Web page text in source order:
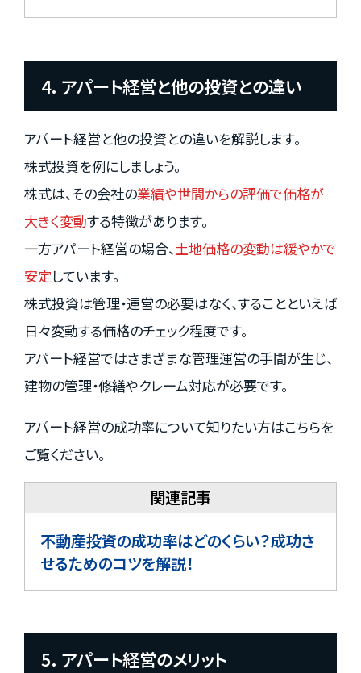
4. アパート経営と他の投資との違い
アパート経営と他の投資との違いを解説します。
株式投資を例にしましょう。
株式は、その会社の業績や世間からの評価で価格が
大きく変動する特徴があります。
一方アパート経営の場合、土地価格の変動は緩やかで
安定しています。
株式投資は管理・運営の必要はなく、することといえば
日々変動する価格のチェック程度です。
アパート経営ではさまざまな管理運営の手間が生じ、
建物の管理・修繕やクレーム対応が必要です。
アパート経営の成功率について知りたい方はこちらを
ご覧ください。
不動産投資の成功率はどのくらい？成功さ
せるためのコツを解説！
5. アパート経営のメリット